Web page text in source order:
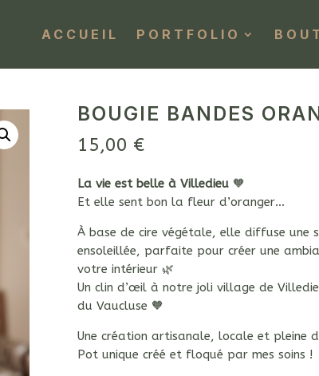
ACCUEIL PORTFOLIO
BOUGIE BANDES
15,00 €
La vie est belle à Villedieu🧡
Et elle sent bon la fleur d’oranger…
À base de cire végétale, elle diffuse une
ensoleillée, parfaite pour créer une
votre intérieur 🌿
Un clin d’œil à notre joli village de
du Vaucluse 🧡
Une création artisanale, locale et pleine
Pot unique créé et floqué par mes soins !